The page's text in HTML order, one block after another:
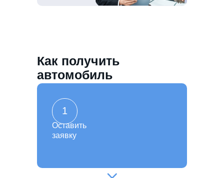
Как получить
автомобиль
Оставить
заявку
1